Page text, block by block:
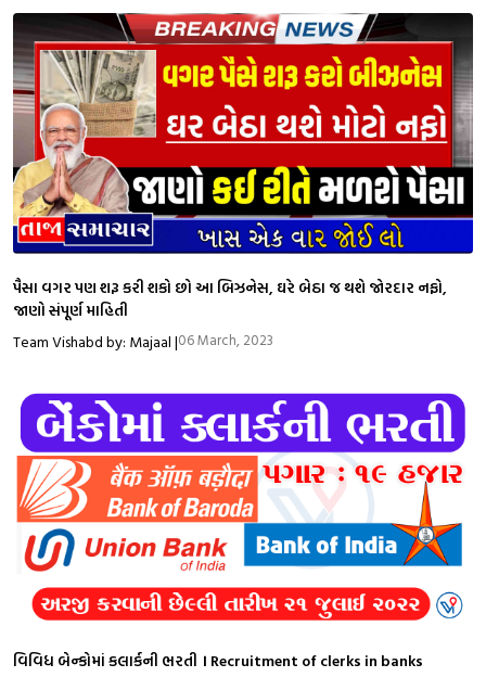
પૈસા વગર પણ શરૂ કરી શકો છો આ બિઝનેસ, ઘરે બેઠા જ થશે જોરદાર નફો,
જાણો સંપૂર્ણ માહિતી
Team Vishabd by: Majaal |06 March, 2023
વિવિધ બેન્કોમાં કલાર્કની ભરતી । Recruitment of clerks in banks